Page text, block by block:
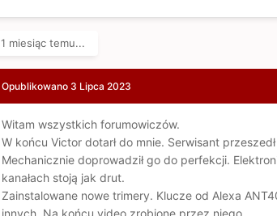
1 miesiąc temu...
Opublikowano 3 Lipca 2023
Witam wszystkich forumowiczów.
W końcu Victor dotarł do mnie. Serwisant
Mechanicznie doprowadził go do perfekcji.
kanałach stoją jak drut.
Zainstalowane nowe trimery. Klucze od Alexa
innych. Na końcu video zrobione przez niego.